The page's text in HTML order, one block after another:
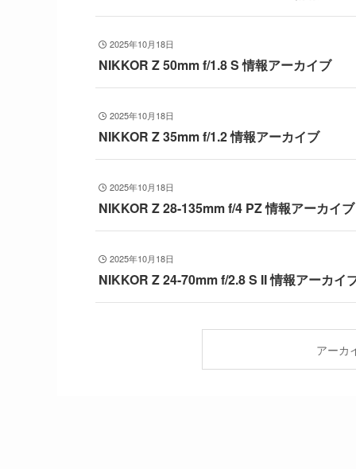
2025年10月18日
NIKKOR Z 50mm f/1.8 S 情報アーカイブ
2025年10月18日
NIKKOR Z 35mm f/1.2 情報アーカイブ
2025年10月18日
NIKKOR Z 28-135mm f/4 PZ 情報アーカイブ
2025年10月18日
NIKKOR Z 24-70mm f/2.8 S II 情報アーカイ
アーカ